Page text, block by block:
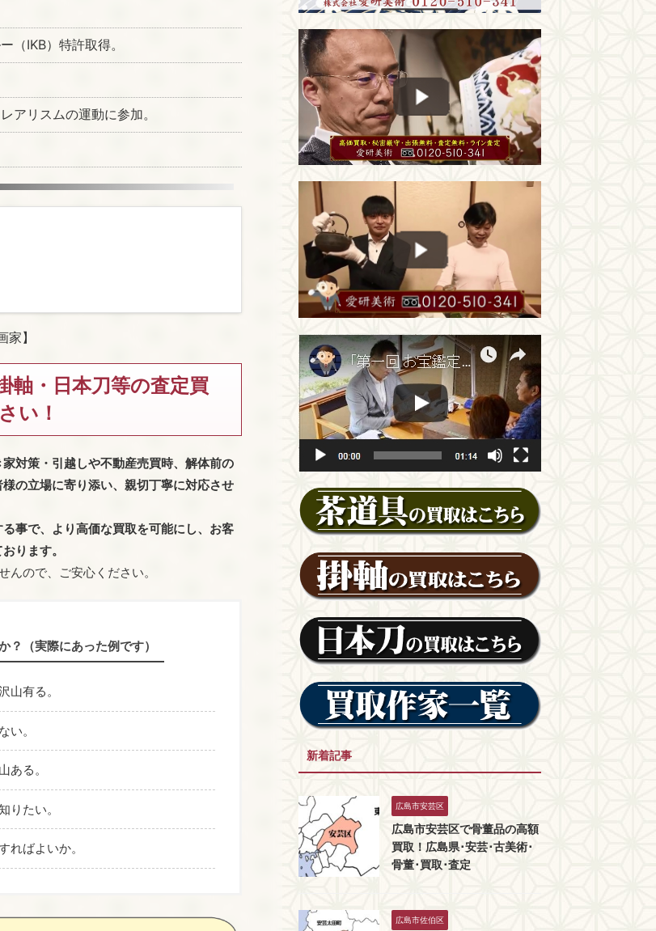
（IKB）特許取得。
アリスムの運動に参加。
】
軸・日本刀等の査定買
い！
対策・引越しや不動産売買時、解体前の
様の立場に寄り添い、親切丁寧に対応させ
事で、より高価な買取を可能にし、お客
ります。
ので、ご安心ください。
？（実際にあった例です）
山有る。
い。
ある。
りたい。
ればよいか。
新着記事
広島市安芸区
広島市安芸区で骨董品の高額
買取！広島県･安芸･古美術･
骨董･買取･査定
広島市佐伯区